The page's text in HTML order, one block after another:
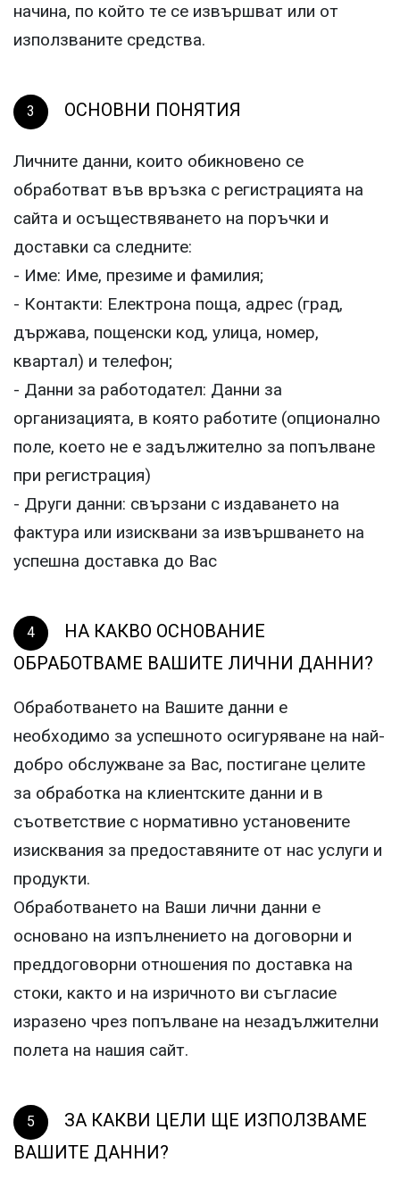
начина, по който те се извършват или от
използваните средства.
ОСНОВНИ ПОНЯТИЯ
Личните данни, които обикновено се
обработват във връзка с регистрацията на
сайта и осъществяването на поръчки и
доставки са следните:
- Име: Име, презиме и фамилия;
- Контакти: Електрона поща, адрес (град,
държава, пощенски код, улица, номер,
квартал) и телефон;
- Данни за работодател: Данни за
организацията, в която работите (опционално
поле, което не е задължително за попълване
при регистрация)
- Други данни: свързани с издаването на
фактура или изисквани за извършването на
успешна доставка до Вас
НА КАКВО ОСНОВАНИЕ
ОБРАБОТВАМЕ ВАШИТЕ ЛИЧНИ ДАННИ?
Обработването на Вашите данни е
необходимо за успешното осигуряване на най-
добро обслужване за Вас, постигане целите
за обработка на клиентските данни и в
съответствие с нормативно установените
изисквания за предоставяните от нас услуги и
продукти.
Обработването на Ваши лични данни е
основано на изпълнението на договорни и
преддоговорни отношения по доставка на
стоки, както и на изричното ви съгласие
изразено чрез попълване на незадължителни
полета на нашия сайт.
ЗА КАКВИ ЦЕЛИ ЩЕ ИЗПОЛЗВАМЕ
ВАШИТЕ ДАННИ?